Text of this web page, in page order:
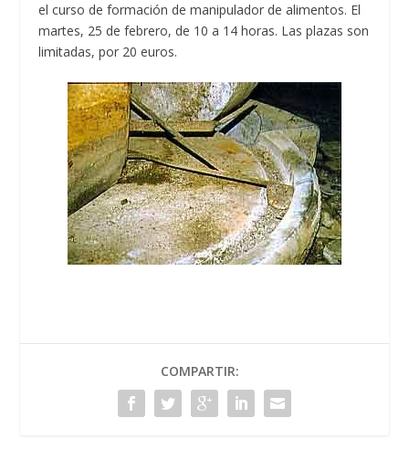
el curso de formación de manipulador de alimentos. El
martes, 25 de febrero, de 10 a 14 horas. Las plazas son
limitadas, por 20 euros.
COMPARTIR: